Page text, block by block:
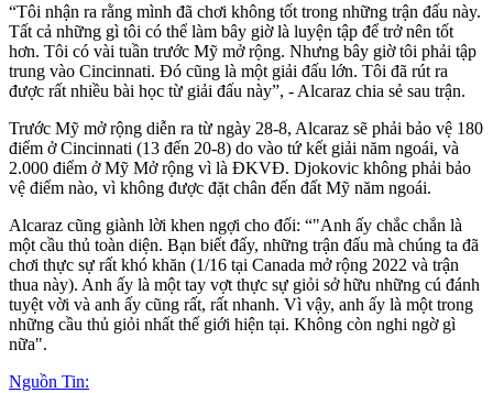
“Tôi nhận ra rằng mình đã chơi không tốt trong những trận đấu này.
Tất cả những gì tôi có thể làm bây giờ là luyện tập để trở nên tốt
hơn. Tôi có vài tuần trước Mỹ mở rộng. Nhưng bây giờ tôi phải tập
trung vào Cincinnati. Đó cũng là một giải đấu lớn. Tôi đã rút ra
được rất nhiều bài học từ giải đấu này”, - Alcaraz chia sẻ sau trận.
Trước Mỹ mở rộng diễn ra từ ngày 28-8, Alcaraz sẽ phải bảo vệ 180
điểm ở Cincinnati (13 đến 20-8) do vào tứ kết giải năm ngoái, và
2.000 điểm ở Mỹ Mở rộng vì là ĐKVĐ. Djokovic không phải bảo
vệ điểm nào, vì không được đặt chân đến đất Mỹ năm ngoái.
Alcaraz cũng giành lời khen ngợi cho đối: “"Anh ấy chắc chắn là
một cầu thủ toàn diện. Bạn biết đấy, những trận đấu mà chúng ta đã
chơi thực sự rất khó khăn (1/16 tại Canada mở rộng 2022 và trận
thua này). Anh ấy là một tay vợt thực sự giỏi sở hữu những cú đánh
tuyệt vời và anh ấy cũng rất, rất nhanh. Vì vậy, anh ấy là một trong
những cầu thủ giỏi nhất thế giới hiện tại. Không còn nghi ngờ gì
nữa".
Nguồn Tin: